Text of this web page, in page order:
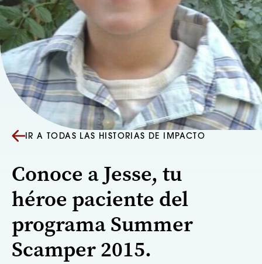
IR A TODAS LAS HISTORIAS DE IMPACTO
Conoce a Jesse, tu
héroe paciente del
programa Summer
Scamper 2015.